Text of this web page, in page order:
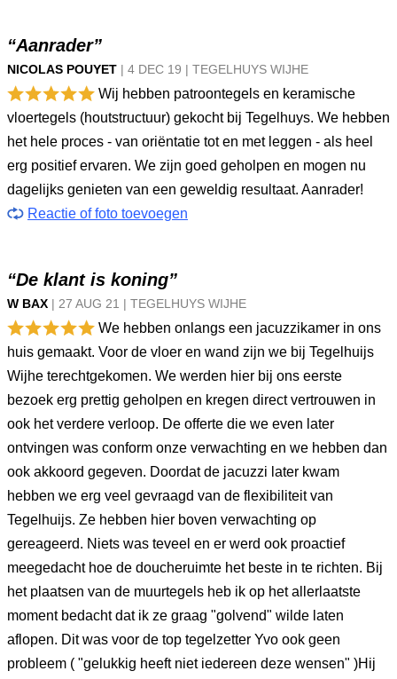
“Aanrader”
NICOLAS POUYET | 4 DEC 19 | TEGELHUYS WIJHE
Wij hebben patroontegels en keramische
vloertegels (houtstructuur) gekocht bij Tegelhuys. We hebben
het hele proces - van oriëntatie tot en met leggen - als heel
erg positief ervaren. We zijn goed geholpen en mogen nu
dagelijks genieten van een geweldig resultaat. Aanrader!
Reactie of foto toevoegen
“De klant is koning”
W BAX | 27 AUG 21 | TEGELHUYS WIJHE
We hebben onlangs een jacuzzikamer in ons
huis gemaakt. Voor de vloer en wand zijn we bij Tegelhuijs
Wijhe terechtgekomen. We werden hier bij ons eerste
bezoek erg prettig geholpen en kregen direct vertrouwen in
ook het verdere verloop. De offerte die we even later
ontvingen was conform onze verwachting en we hebben dan
ook akkoord gegeven. Doordat de jacuzzi later kwam
hebben we erg veel gevraagd van de flexibiliteit van
Tegelhuijs. Ze hebben hier boven verwachting op
gereageerd. Niets was teveel en er werd ook proactief
meegedacht hoe de doucheruimte het beste in te richten. Bij
het plaatsen van de muurtegels heb ik op het allerlaatste
moment bedacht dat ik ze graag "golvend" wilde laten
aflopen. Dit was voor de top tegelzetter Yvo ook geen
probleem ( "gelukkig heeft niet iedereen deze wensen" )Hij